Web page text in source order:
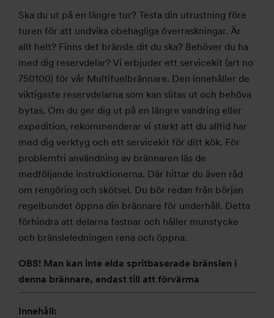
Ska du ut på en längre tur? Testa din utrustning före
turen för att undvika obehagliga överraskningar. Är
allt helt? Finns det bränsle dit du ska? Behöver du ha
med dig reservdelar? Vi erbjuder ett servicekit (art no
750100) för vår Multifuelbrännare. Den innehåller de
viktigaste reservdelarna som kan slitas ut och behöva
bytas. Om du ger dig ut på en längre vandring eller
expedition, rekommenderar vi starkt att du alltid har
med dig verktyg och ett servicekit för ditt kök. För
problemfri användning av brännaren läs de
medföljande instruktionerna. Där hittar du även råd
om rengöring och skötsel. Du bör redan från början
regelbundet öppna din brännare för underhåll. Detta
förhindra att delarna fastnar och håller munstycke
och bränsleledningen rena och öppna.
OBS! Man kan inte elda spritbaserade bränslen i
denna brännare, endast till att förvärma
Innehåll: